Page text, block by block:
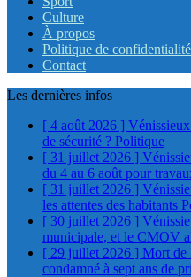
Culture
À propos
Politique de confidentialité
Contact
Les dernières infos
[ 4 août 2026 ]
de sécurité ? Politique
[ 31 juillet 2026 ]
du 4 au 6 août pour
[ 31 juillet 2026 ]
les attentes des habitants
[ 30 juillet 2026 ]
municipale, et le CMOV
[ 29 juillet 2026 ] Mort de
condamné à sept ans de